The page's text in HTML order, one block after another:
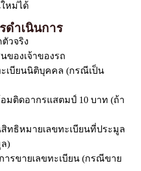
หม่ได้
ดำเนินการ
วจริง
ของเจ้าของรถ
เบียนนิติบุคคล (กรณีเป็น
มติดอากรแสตมป์ 10 บาท (ถ้า
ทธิหมายเลขทะเบียนที่ประมูล
)
ารขายเลขทะเบียน (กรณีขาย